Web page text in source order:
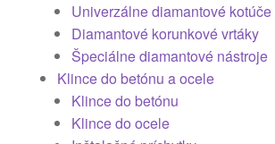
Univerzálne diamantové kotúče
Diamantové korunkové vrtáky
Špeciálne diamantové nástroje
Klince do betónu a ocele
Klince do betónu
Klince do ocele